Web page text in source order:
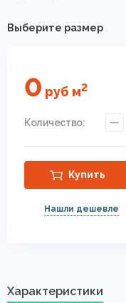
Выберите размер
0 руб м2
Количество:
Купить
Нашли дешевле
Характеристики